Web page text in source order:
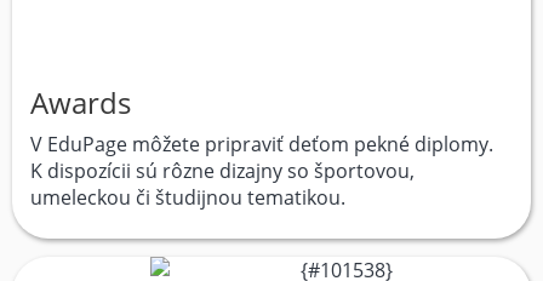
Awards
V EduPage môžete pripraviť deťom pekné diplomy.
K dispozícii sú rôzne dizajny so športovou,
umeleckou či študijnou tematikou.